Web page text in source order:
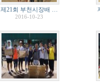
제21회 부천시장배 …
2016-10-23